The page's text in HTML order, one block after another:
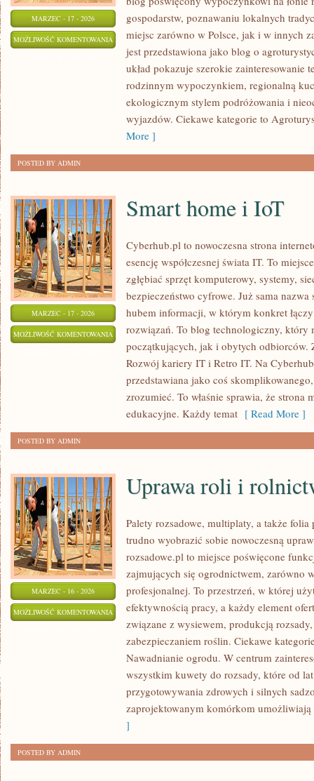
MARZEC - 17 - 2026
MOŻLIWOŚĆ KOMENTOWANIA AGROTURYSTYKA
REGIONALNĄ
KUCHNIĄ
gospodarstw, poznawaniu lokalnych
miejsc zarówno w Polsce, jak i w innych
jest przedstawiona jako blog o
układ pokazuje szerokie zainteresowanie
rodzinnym wypoczynkiem, regionalną
ekologicznym stylem podróżowania i
wyjazdów. Ciekawe kategorie to
More ]
POSTED BY ADMIN
MARZEC - 17 - 2026
MOŻLIWOŚĆ KOMENTOWANIA SMART
HOME
Smart home i IoT
Cyberhub.pl to nowoczesna strona
esencję współczesnej świata IT. To
zgłębiać sprzęt komputerowy, systemy,
bezpieczeństwo cyfrowe. Już sama
hubem informacji, w którym konkret
rozwiązań. To blog technologiczny, który
początkujących, jak i obytych odbiorców.
Rozwój kariery IT i Retro IT. Na
przedstawiana jako coś
zrozumieć. To właśnie sprawia, że
edukacyjne. Każdy temat [ Read More ]
POSTED BY ADMIN
MARZEC - 16 - 2026
MOŻLIWOŚĆ KOMENTOWANIA UPRAWA
ROLI
ROLNICTWO
Uprawa roli i
Palety rozsadowe, multiplaty, a także
trudno wyobrazić sobie nowoczesną
rozsadowe.pl to miejsce poświęcone
zajmujących się ogrodnictwem, zarówno
profesjonalnej. To przestrzeń, w której
efektywnością pracy, a każdy element
związane z wysiewem, produkcją
zabezpieczaniem roślin. Ciekawe
Nawadnianie ogrodu. W centrum
wszystkim kuwety do rozsady, które od
przygotowywania zdrowych i silnych
zaprojektowanym komórkom
]
POSTED BY ADMIN